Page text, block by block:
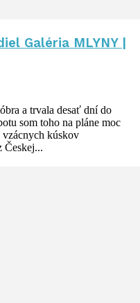
Galéria MLYNY |
a trvala desať dní do
som toho na pláne moc
kúskov
Českej...